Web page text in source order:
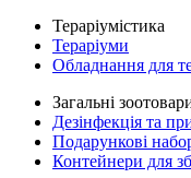
Тераріумістика
Тераріуми
Обладнання для
Загальні
Дезінфекція та
Подарункові
Контейнери для